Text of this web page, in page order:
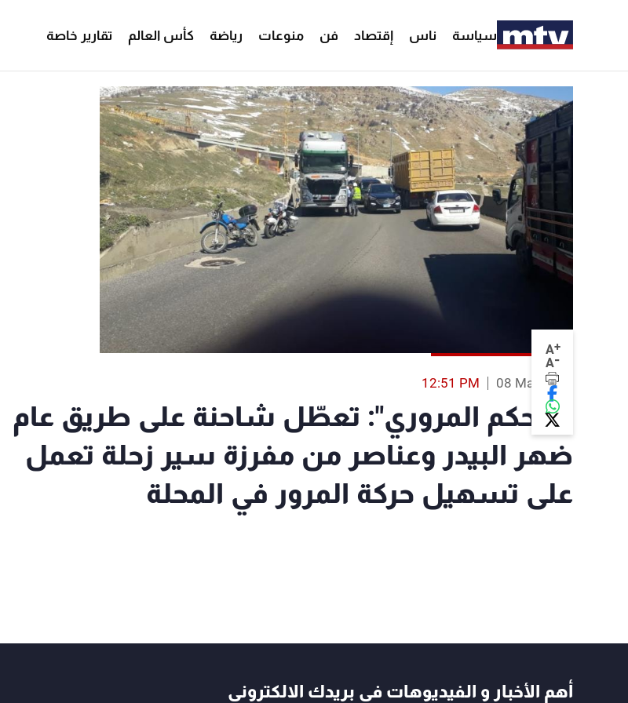
سياسة ناس إقتصاد فن منوعات رياضة كأس العالم تقارير خاصة
A+
A-
08 Mar 2019
12:51 PM
"التحكم المروري": تعطّل شاحنة على طريق عام
ضهر البيدر وعناصر من مفرزة سير زحلة تعمل
على تسهيل حركة المرور في المحلة
أهم الأخبار و الفيديوهات في بريدك الالكتروني